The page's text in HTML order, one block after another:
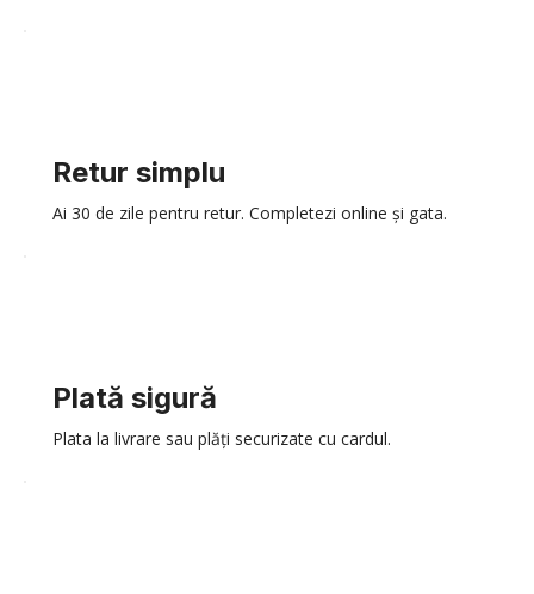
Retur simplu
Ai 30 de zile pentru retur. Completezi online și gata.
Plată sigură
Plata la livrare sau plăți securizate cu cardul.